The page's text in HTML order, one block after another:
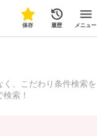
保存 履歴 メニュー
、こだわり条件検索を
索！